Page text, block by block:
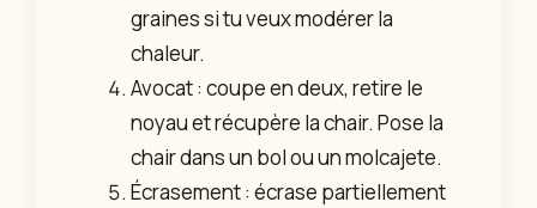
graines si tu veux modérer la
chaleur.
Avocat : coupe en deux, retire le
noyau et récupère la chair. Pose la
chair dans un bol ou un molcajete.
Écrasement : écrase partiellement